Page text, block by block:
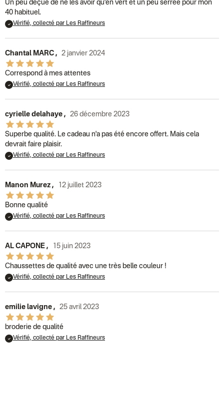
Un peu déçue de ne les avoir qu'en vert et un peu serrée pour mon
40 habituel.
Vérifié, collecté par Les Raffineurs
Chantal MARC , 2 janvier 2024
Correspond à mes attentes
Vérifié, collecté par Les Raffineurs
cyrielle delahaye , 26 décembre 2023
Superbe qualité. Le cadeau n'a pas été encore offert. Mais cela
devrait faire plaisir.
Vérifié, collecté par Les Raffineurs
Manon Murez , 12 juillet 2023
Bonne qualité
Vérifié, collecté par Les Raffineurs
AL CAPONE , 15 juin 2023
Chaussettes de qualité avec une très belle couleur !
Vérifié, collecté par Les Raffineurs
emilie lavigne , 25 avril 2023
broderie de qualité
Vérifié, collecté par Les Raffineurs